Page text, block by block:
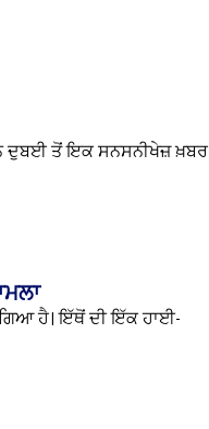
ਦੁਬਈ ਤੋਂ ਇਕ ਸਨਸਨੀਖੇਜ਼ ਖ਼ਬਰ
ਹੈ। ਇੱਥੋਂ ਦੀ ਇੱਕ ਹਾਈ-